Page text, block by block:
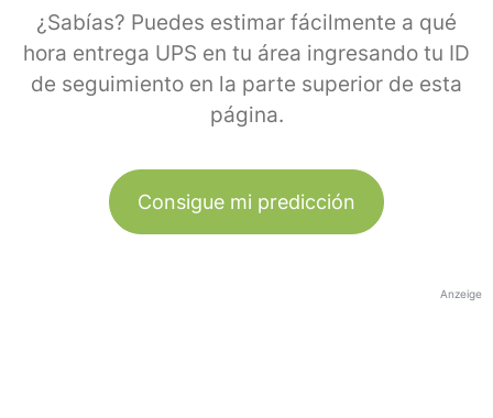
¿Sabías? Puedes estimar fácilmente a qué
hora entrega UPS en tu área ingresando tu ID
de seguimiento en la parte superior de esta
página.
Consigue mi predicción
Anzeige